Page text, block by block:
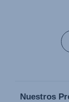
Uputstvo
Navodila
Nuestros